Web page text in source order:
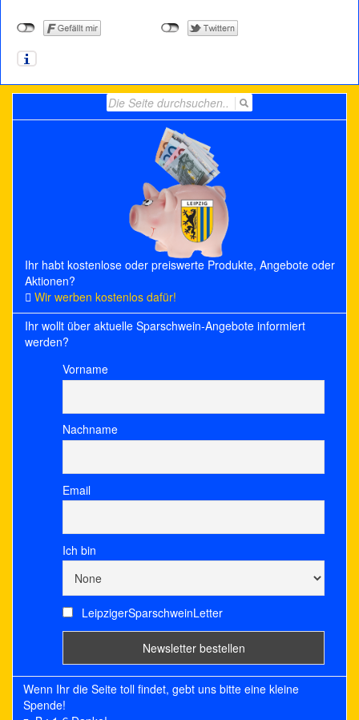
for:
Ihr habt kostenlose oder preiswerte Produkte, Angebote oder
Aktionen?
Wir werben kostenlos dafür!
Ihr wollt über aktuelle Sparschwein-Angebote informiert
werden?
Vorname
Nachname
Email
Ich bin
LeipzigerSparschweinLetter
Wenn Ihr die Seite toll findet, gebt uns bitte eine kleine
Spende!